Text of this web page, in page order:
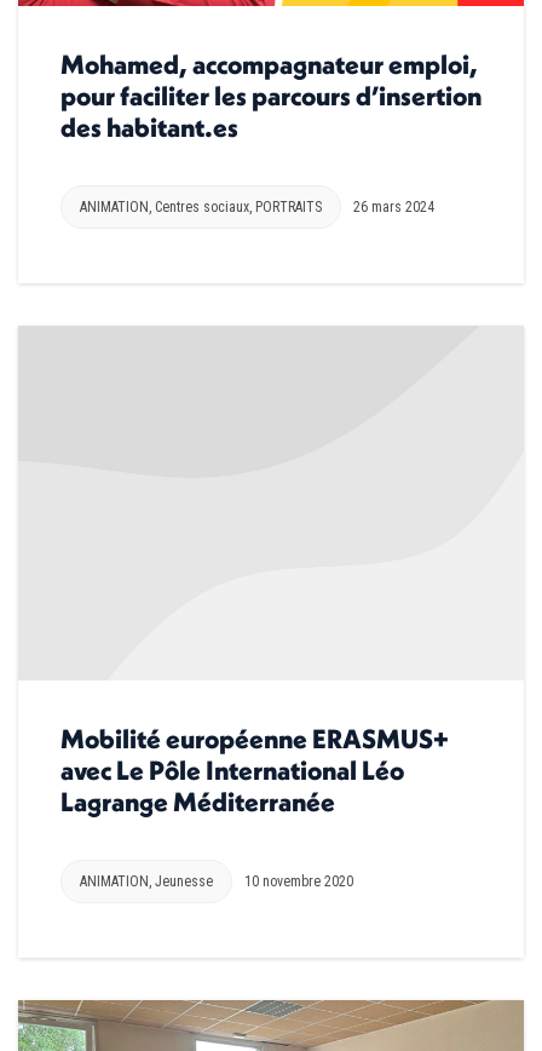
Mohamed, accompagnateur emploi,
pour faciliter les parcours d’insertion
des habitant.es
ANIMATION , Centres sociaux, PORTRAITS 26 mars 2024
Mobilité européenne ERASMUS+
avec Le Pôle International Léo
Lagrange Méditerranée
ANIMATION, Jeunesse 10 novembre 2020